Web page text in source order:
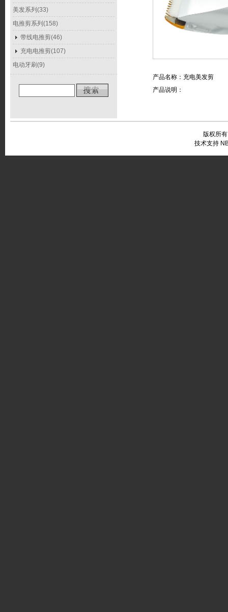
美发系列(33)
电推剪系列(158)
带线电推剪(46)
充电电推剪(107)
电动牙刷(9)
产品名称：充电美发剪
产品说明：
版权所
技术支持